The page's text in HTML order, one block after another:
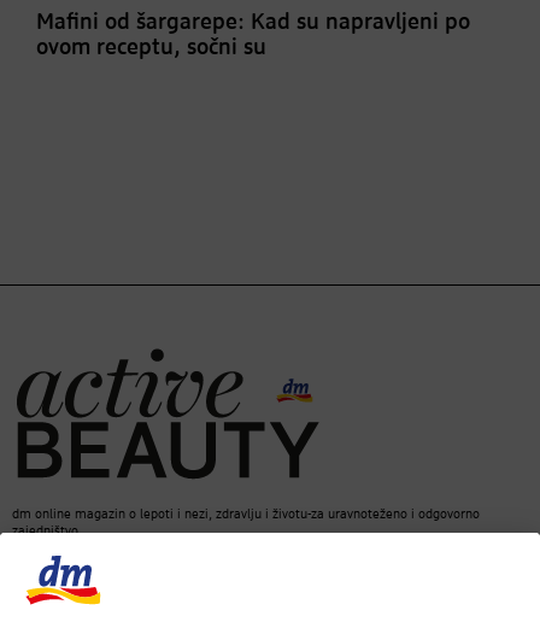
Mafini od šargarepe: Kad su napravljeni po
ovom receptu, sočni su
dm online magazin o lepoti i nezi, zdravlju i životu-za uravnoteženo i odgovorno
zajedništvo.